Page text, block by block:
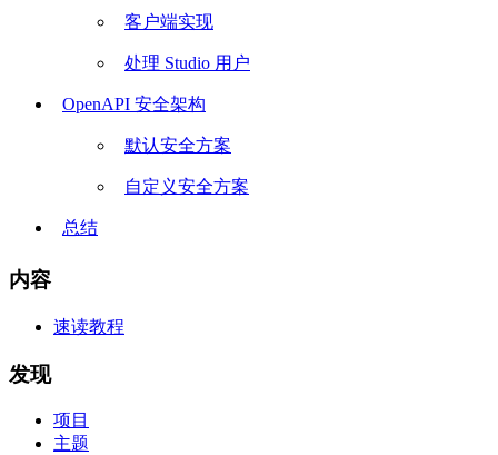
客户端实现
处理 Studio 用户
OpenAPI 安全架构
默认安全方案
自定义安全方案
总结
内容
速读教程
发现
项目
主题